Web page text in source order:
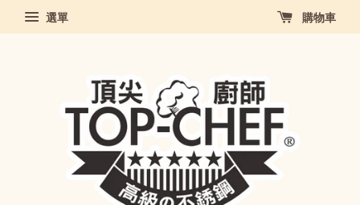
選單 購物車